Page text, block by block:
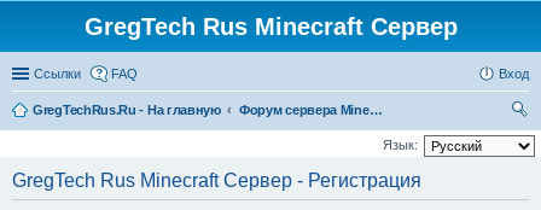
GregTech Rus Minecraft Сервер
Ссылки FAQ Вход
GregTechRus.Ru - На главную
Форум сервера Minecraft Gregtech 1.7.10
ои
Язык:
GregTech Rus Minecraft Сервер - Регистрация